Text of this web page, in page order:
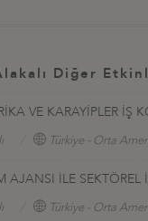
Diğer
VE KARAYİPLER İŞ
Türkiye - Orta
AJANSI İLE SEKTÖREL
Türkiye - Orta